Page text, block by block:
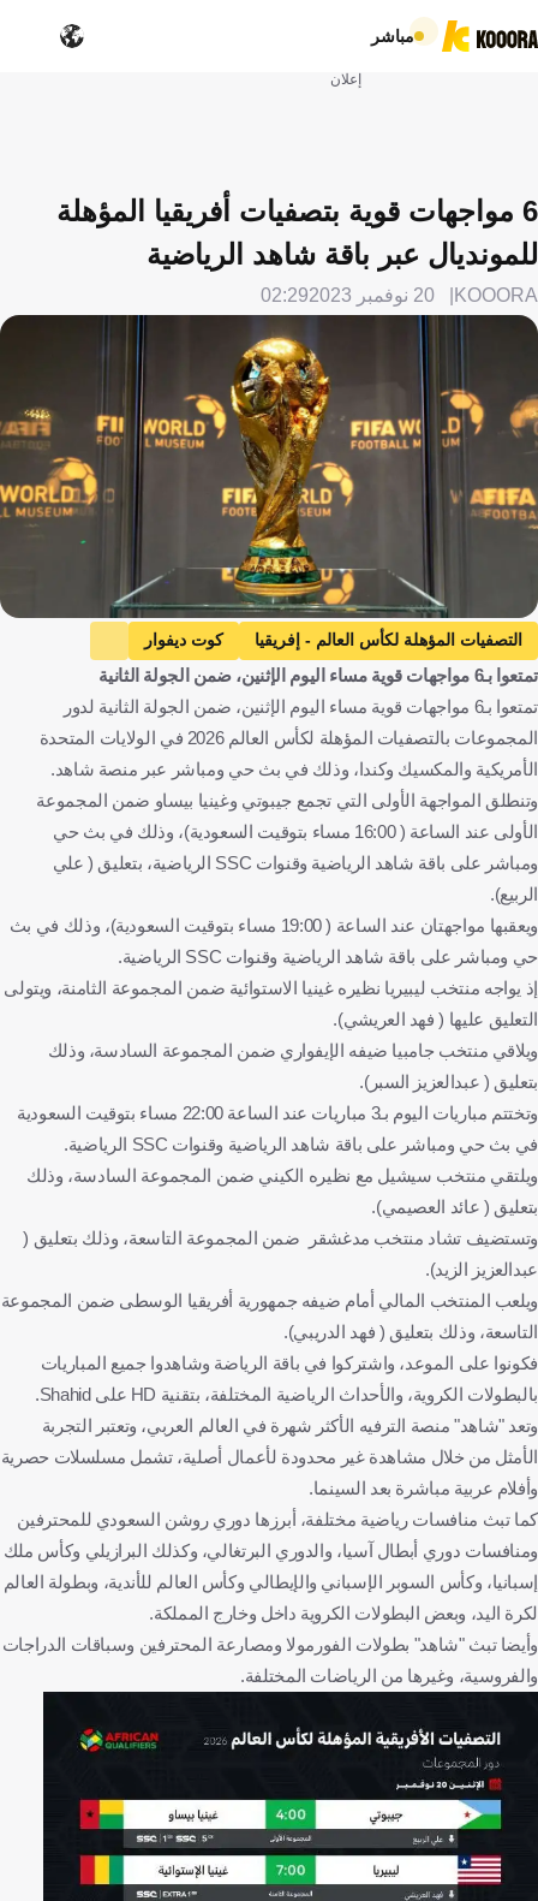
مباشر
إعلان
6 مواجهات قوية بتصفيات أفريقيا المؤهلة
للمونديال عبر باقة شاهد الرياضية
KOOORA 20 نوفمبر 2023 02:29
التصفيات المؤهلة لكأس العالم - إفريقيا
كوت ديفوار
ساحل العاج
مدغشقر مدغشقر مالي
تشاد
تشاد ليبيريا ليبيريا
غينيا الاستوائية
غينيا الاستوائية
كينيا سيشل
أفريقيا الوسطى
جمهورية أفريقيا الوسطى
جامبيا
غامبيا
غينيا بيساو غينيا بيساو جيبوتي
جيبوتي
كرة قدم
تمتعوا بـ6 مواجهات قوية مساء اليوم الإثنين، ضمن الجولة الثانية
تمتعوا بـ6 مواجهات قوية مساء اليوم الإثنين، ضمن الجولة الثانية لدور
المجموعات بالتصفيات المؤهلة لكأس العالم 2026 في الولايات المتحدة
الأمريكية والمكسيك وكندا، وذلك في بث حي ومباشر عبر منصة شاهد.
وتنطلق المواجهة الأولى التي تجمع جيبوتي وغينيا بيساو ضمن المجموعة
الأولى عند الساعة ( 16:00 مساء بتوقيت السعودية)، وذلك في بث حي
ومباشر على باقة شاهد الرياضية وقنوات SSC الرياضية، بتعليق ( علي
الربيع).
ويعقبها مواجهتان عند الساعة ( 19:00 مساء بتوقيت السعودية)، وذلك في بث
حي ومباشر على باقة شاهد الرياضية وقنوات SSC الرياضية.
إذ يواجه منتخب ليبيريا نظيره غينيا الاستوائية ضمن المجموعة الثامنة، ويتولى
التعليق عليها ( فهد العريشي).
ويلاقي منتخب جامبيا ضيفه الإيفواري ضمن المجموعة السادسة، وذلك
بتعليق ( عبدالعزيز السبر).
وتختتم مباريات اليوم بـ3 مباريات عند الساعة 22:00 مساء بتوقيت السعودية
في بث حي ومباشر على باقة شاهد الرياضية وقنوات SSC الرياضية.
ويلتقي منتخب سيشيل مع نظيره الكيني ضمن المجموعة السادسة، وذلك
بتعليق ( عائد العصيمي).
وتستضيف تشاد منتخب مدغشقر ضمن المجموعة التاسعة، وذلك بتعليق (
عبدالعزيز الزيد).
ويلعب المنتخب المالي أمام ضيفه جمهورية أفريقيا الوسطى ضمن المجموعة
التاسعة، وذلك بتعليق ( فهد الدريبي).
فكونوا على الموعد، واشتركوا في باقة الرياضة وشاهدوا جميع المباريات
بالبطولات الكروية، والأحداث الرياضية المختلفة، بتقنية HD على Shahid.
وتعد "شاهد" منصة الترفيه الأكثر شهرة في العالم العربي، وتعتبر التجربة
الأمثل من خلال مشاهدة غير محدودة لأعمال أصلية، تشمل مسلسلات حصرية
وأفلام عربية مباشرة بعد السينما.
كما تبث منافسات رياضية مختلفة، أبرزها دوري روشن السعودي للمحترفين
ومنافسات دوري أبطال آسيا، والدوري البرتغالي، وكذلك البرازيلي وكأس ملك
إسبانيا، وكأس السوبر الإسباني والإيطالي وكأس العالم للأندية، وبطولة العالم
لكرة اليد، وبعض البطولات الكروية داخل وخارج المملكة.
وأيضا تبث "شاهد" بطولات الفورمولا ومصارعة المحترفين وسباقات الدراجات
والفروسية، وغيرها من الرياضات المختلفة.